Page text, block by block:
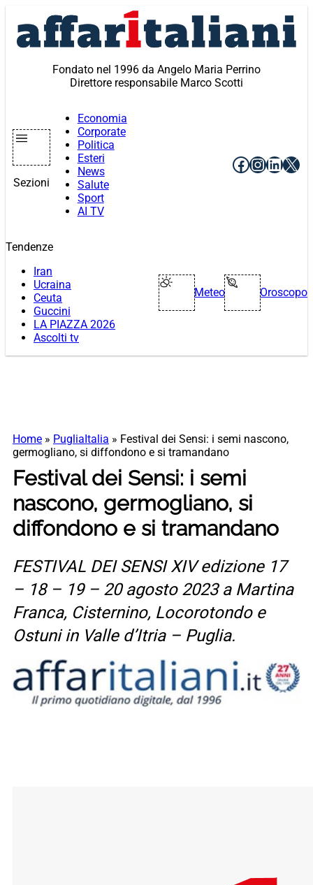
contenuto
Fondato nel 1996 da Angelo Maria Perrino
Direttore responsabile Marco Scotti
Sezioni
Economia
Corporate
Politica
Esteri
News
Salute
Sport
AI TV
Facebook
X
Tendenze
Iran
Ucraina
Ceuta
Guccini
LA PIAZZA 2026
Ascolti tv
Meteo Oroscopo
Home » PugliaItalia » Festival dei Sensi: i semi nascono,
germogliano, si diffondono e si tramandano
Festival dei Sensi: i semi
nascono, germogliano, si
diffondono e si tramandano
FESTIVAL DEI SENSI XIV edizione 17
– 18 – 19 – 20 agosto 2023 a Martina
Franca, Cisternino, Locorotondo e
Ostuni in Valle d’Itria – Puglia.